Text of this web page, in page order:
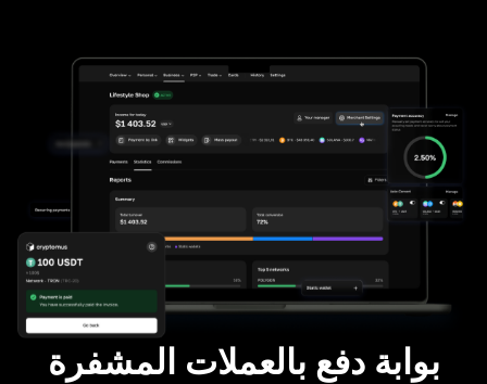
بوابة دفع بالعملات المشفرة